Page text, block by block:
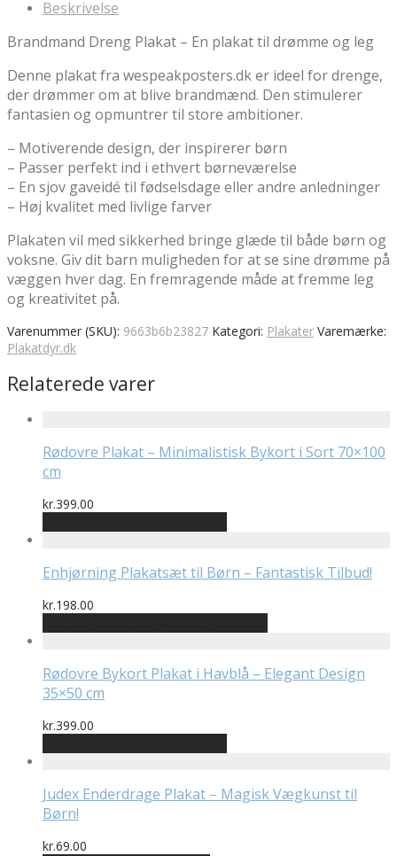
kr.149.00.kr.126.65.
Beskrivelse
Brandmand Dreng Plakat – En plakat til drømme og leg
Denne plakat fra wespeakposters.dk er ideel for drenge,
der drømmer om at blive brandmænd. Den stimulerer
fantasien og opmuntrer til store ambitioner.
– Motiverende design, der inspirerer børn
– Passer perfekt ind i ethvert børneværelse
– En sjov gaveidé til fødselsdage eller andre anledninger
– Høj kvalitet med livlige farver
Plakaten vil med sikkerhed bringe glæde til både børn og
voksne. Giv dit barn muligheden for at se sine drømme på
væggen hver dag. En fremragende måde at fremme leg
og kreativitet på.
Varenummer (SKU): 9663b6b23827 Kategori: Plakater Varemærke:
Plakatdyr.dk
Relaterede varer
Rødovre Plakat – Minimalistisk Bykort i Sort 70×100
cm
kr.399.00
Enhjørning Plakatsæt til Børn – Fantastisk Tilbud!
kr.198.00
Rødovre Bykort Plakat i Havblå – Elegant Design
35×50 cm
kr.399.00
Judex Enderdrage Plakat – Magisk Vægkunst til
Børn!
kr.69.00